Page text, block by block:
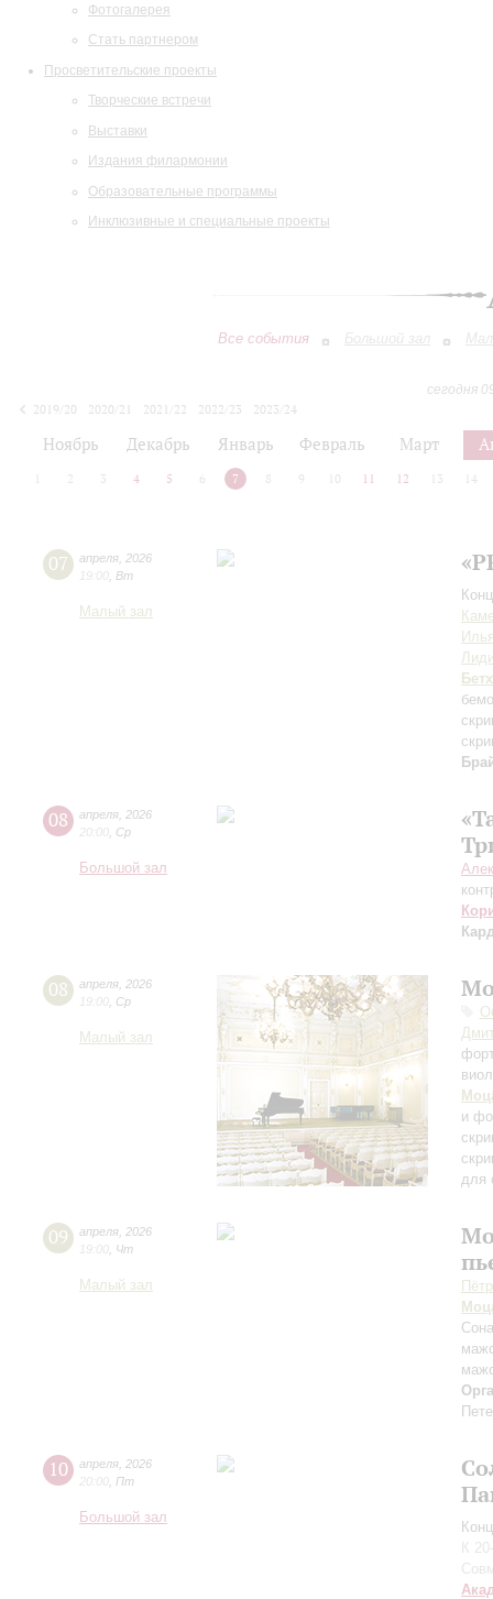
Фотогалерея
Стать партнером
Просветительские проекты
Творческие встречи
Выставки
Издания филармонии
Образовательные программы
Инклюзивные и специальные проекты
Все события Большой зал
сегодня
2019/20
2020/21 2021/22 2022/23
2023/24
Ноябрь Декабрь Январь Февраль Март
2 3 4 5 6 7 8 9 10 11 12 13 14
07 апреля 2026
19:00 Вт
Малый зал
08 апреля 2026
20:00 Ср
Большой зал
08 апреля 2026
19:00 Ср
Малый зал
и
для
09 апреля 2026
19:00 Чт
Малый зал
10 апреля 2026
20:00 Пт
Большой зал
К